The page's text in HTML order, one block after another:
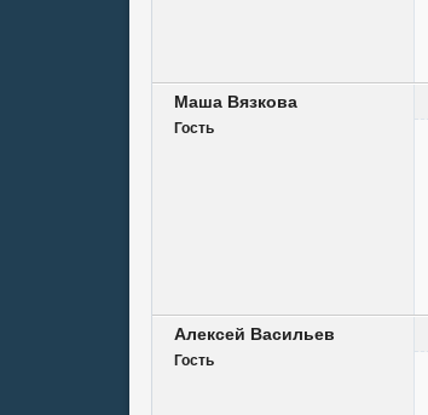
Маша Вязкова
Гость
Алексей Васильев
Гость